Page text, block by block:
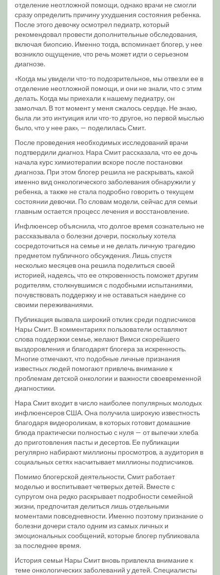
отделение неотложной помощи, однако врачи не смогли
сразу определить причину ухудшения состояния ребенка.
После этого девочку осмотрел педиатр, который
рекомендовал провести дополнительные обследования,
включая биопсию. Именно тогда, вспоминает блогер, у нее
возникло ощущение, что речь может идти о серьезном
диагнозе.
«Когда мы увидели что-то подозрительное, мы отвезли ее в
отделение неотложной помощи, и они не знали, что с этим
делать. Когда мы приехали к нашему педиатру, он
замолчал. В тот момент у меня сжалось сердце. Не знаю,
была ли это интуиция или что-то другое, но первой мыслью
было, что у нее рак», — поделилась Смит.
После проведения необходимых исследований врачи
подтвердили диагноз. Нара Смит рассказала, что ее дочь
начала курс химиотерапии вскоре после постановки
диагноза. При этом блогер решила не раскрывать, какой
именно вид онкологического заболевания обнаружили у
ребенка, а также не стала подробно говорить о текущем
состоянии девочки. По словам модели, сейчас для семьи
главным остается процесс лечения и восстановление.
Инфлюенсер объяснила, что долгое время сознательно не
рассказывала о болезни дочери, поскольку хотела
сосредоточиться на семье и не делать личную трагедию
предметом публичного обсуждения. Лишь спустя
несколько месяцев она решила поделиться своей
историей, надеясь, что ее откровенность поможет другим
родителям, столкнувшимся с подобными испытаниями,
почувствовать поддержку и не оставаться наедине со
своими переживаниями.
Публикация вызвала широкий отклик среди подписчиков
Нары Смит. В комментариях пользователи оставляют
слова поддержки семье, желают Вимси скорейшего
выздоровления и благодарят блогера за искренность.
Многие отмечают, что подобные личные признания
известных людей помогают привлечь внимание к
проблемам детской онкологии и важности своевременной
диагностики.
Нара Смит входит в число наиболее популярных молодых
инфлюенсеров США. Она получила широкую известность
благодаря видеороликам, в которых готовит домашние
блюда практически полностью с нуля — от выпечки хлеба
до приготовления пасты и десертов. Ее публикации
регулярно набирают миллионы просмотров, а аудитория в
социальных сетях насчитывает миллионы подписчиков.
Помимо блогерской деятельности, Смит работает
моделью и воспитывает четверых детей. Вместе с
супругом она редко раскрывает подробности семейной
жизни, предпочитая делиться лишь отдельными
моментами повседневности. Именно поэтому признание о
болезни дочери стало одним из самых личных и
эмоциональных сообщений, которые блогер публиковала
за последнее время.
История семьи Нары Смит вновь привлекла внимание к
теме онкологических заболеваний у детей. Специалисты